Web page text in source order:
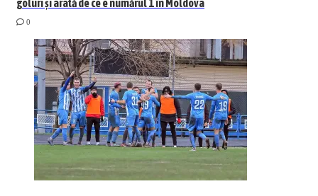
goluri și arată de ce e numărul 1 în Moldova
0